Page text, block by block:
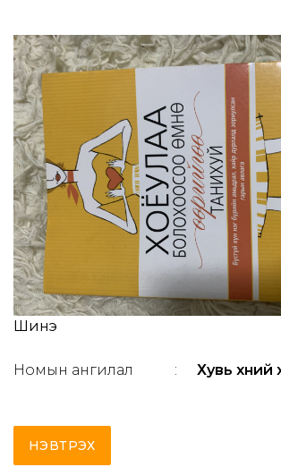
Шинэ
Номын ангилал : Хувь хүний
НЭВТРЭХ